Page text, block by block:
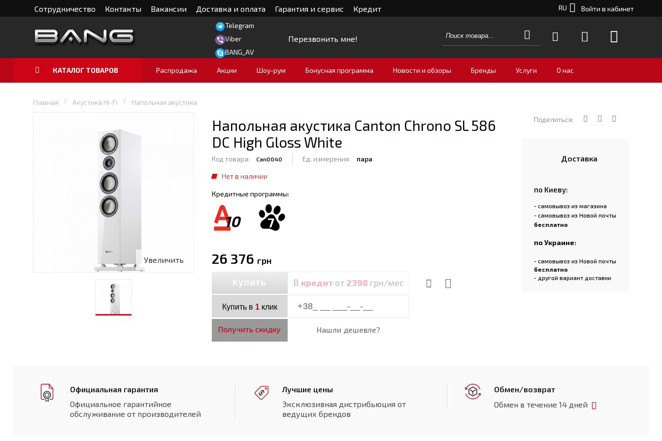
Сотрудничество Контакты Вакансии Доставка и оплата Гарантия и сервис Кредит Войти в кабинет
RU
Telegram
Viber
BANG_AV
Перезвонить мне!
КАТАЛОГ ТОВАРОВ Распродажа Акции Шоу-рум Бонусная программа Новости и обзоры Бренды Услуги О нас
Главная Акустика Hi-Fi Напольная акустика
Увеличить
Напольная акустика Canton Chrono SL 586
DC High Gloss White
Код товара: Can0040 Ед. измерения: пара
Нет в наличии
Кредитные программы:
10 7
26 376 грн
Купить В кредитот 2398 грн/мес
Купить в 1клик
Нашли дешевле?
Получить скидку
Поделиться:
Доставка
по Киеву:
- самовывоз из магазина
- самовывоз из Новой почты
бесплатно
по Украине:
- самовывоз из Новой почты
бесплатно
- другой вариант доставки
Официальная гарантия
Официальное гарантийное
обслуживание от производителей
Лучшие цены
Эксклюзивная дистрибьюция от
ведущих брендов
Обмен/возврат
Обмен в течение 14 дней